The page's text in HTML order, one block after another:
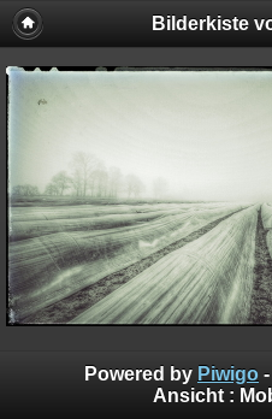
Bilderkiste
Powered by Piwigo
Ansicht :